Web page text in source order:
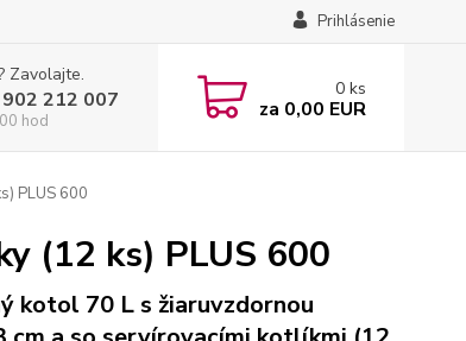
Prihlásenie
Zavolajte.
212 007
hod
0 ks
za 0,00 EUR
PLUS 600
(12 ks) PLUS 600
kotol 70 L s žiaruvzdornou